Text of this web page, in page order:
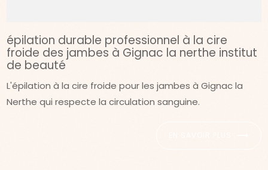
épilation durable professionnel à la cire
froide des jambes à Gignac la nerthe institut
de beauté
L'épilation à la cire froide pour les jambes à Gignac la
Nerthe qui respecte la circulation sanguine.